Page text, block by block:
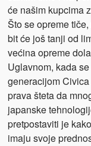
će našim kupcima
Što se opreme
bit će još tanji od
većina opreme
Uglavnom, kada
generacijom
prava šteta da
japanske
pretpostaviti je
imaju svoje